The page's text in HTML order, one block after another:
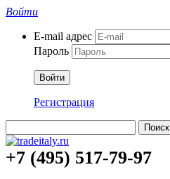
Войти
E-mail адрес
Пароль
Войти
Регистрация
Поиск
+7 (495) 517-79-97